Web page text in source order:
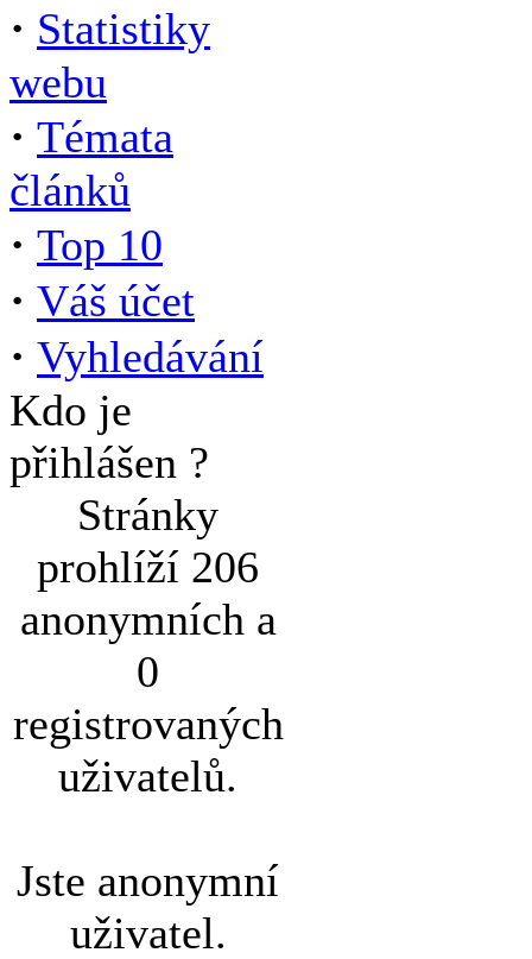
· Statistiky
webu
· Témata
článků
· Top 10
· Váš účet
· Vyhledávání
Kdo je
přihlášen ?
Stránky
prohlíží 206
anonymních a
0
registrovaných
uživatelů.
Jste anonymní
uživatel.